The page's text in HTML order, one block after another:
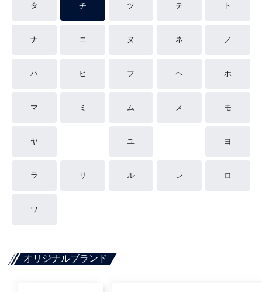
タ チ ツ テ ト
ナ ニ ヌ ネ ノ
ハ ヒ フ ヘ ホ
マ ミ ム メ モ
ヤ ユ ヨ
ラ リ ル レ ロ
ワ
オリジナルブランド